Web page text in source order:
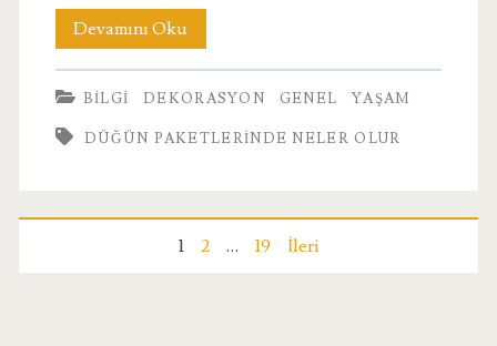
Devamını Oku
Paketlerinde
Neler
Olur?
BILGI DEKORASYON GENEL YAŞAM
DÜĞÜN PAKETLERINDE NELER OLUR
1 2 … 19 İleri